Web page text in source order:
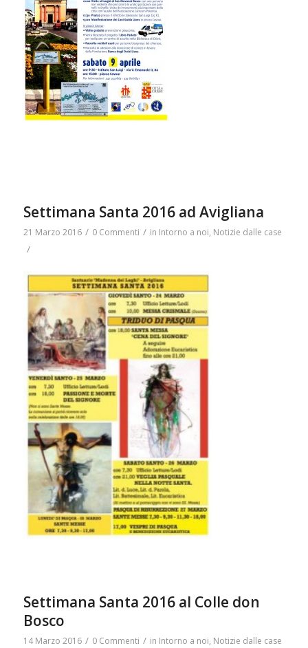
Settimana Santa 2016 ad Avigliana
21 Marzo 2016 / 0 Commenti / in Intorno a noi, Notizie dalle case
/
Settimana Santa 2016 al Colle don
Bosco
14 Marzo 2016 / 0 Commenti / in Intorno a noi, Notizie dalle case